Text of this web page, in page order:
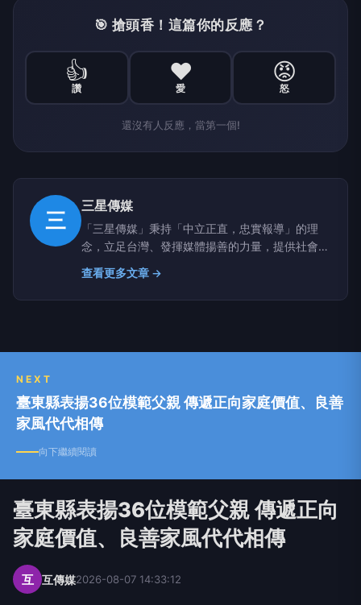
🎯 搶頭香！這篇你的反應？
👍
讚
❤️
愛
😡
怒
還沒有人反應，當第一個!
三
三星傳媒
「三星傳媒」秉持「中立正直，忠實報導」的理
念，立足台灣、發揮媒體揚善的力量，提供社會積
極與正向的影響。 周易•繫辭提及「在天成象」，
「三星」提供滿天星斗中指引的方向，三星拱照呈
現吉象也象徵著喜慶與祈福。 「三星傳媒」以宏
與團隊的力量，深耕地方，提供正面的價值觀，照
查看更多文章 →
NEXT
臺東縣表揚36位模範父親 傳遞正向家庭價值、良善
家風代代相傳
向下繼續閱讀
臺東縣表揚36位模範父親 傳遞正向
家庭價值、良善家風代代相傳
互 互傳媒2026-08-07 14:33:12